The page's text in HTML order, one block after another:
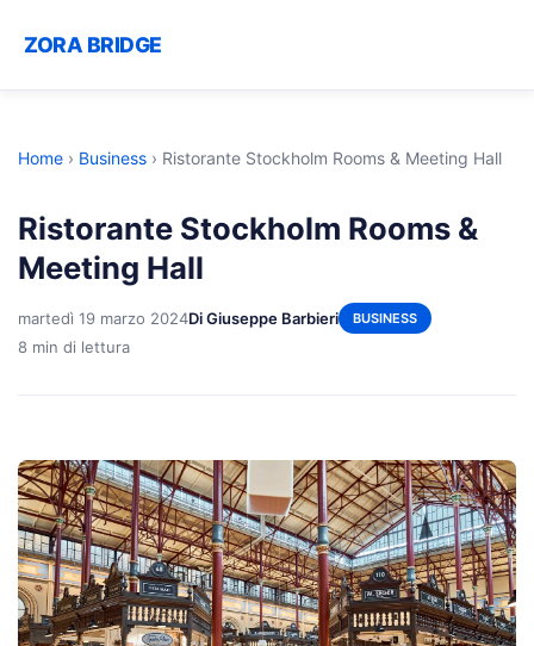
ZORA BRIDGE
Home › Business › Ristorante Stockholm Rooms & Meeting Hall
Ristorante Stockholm Rooms &
Meeting Hall
martedì 19 marzo 2024Di Giuseppe Barbieri BUSINESS
8 min di lettura